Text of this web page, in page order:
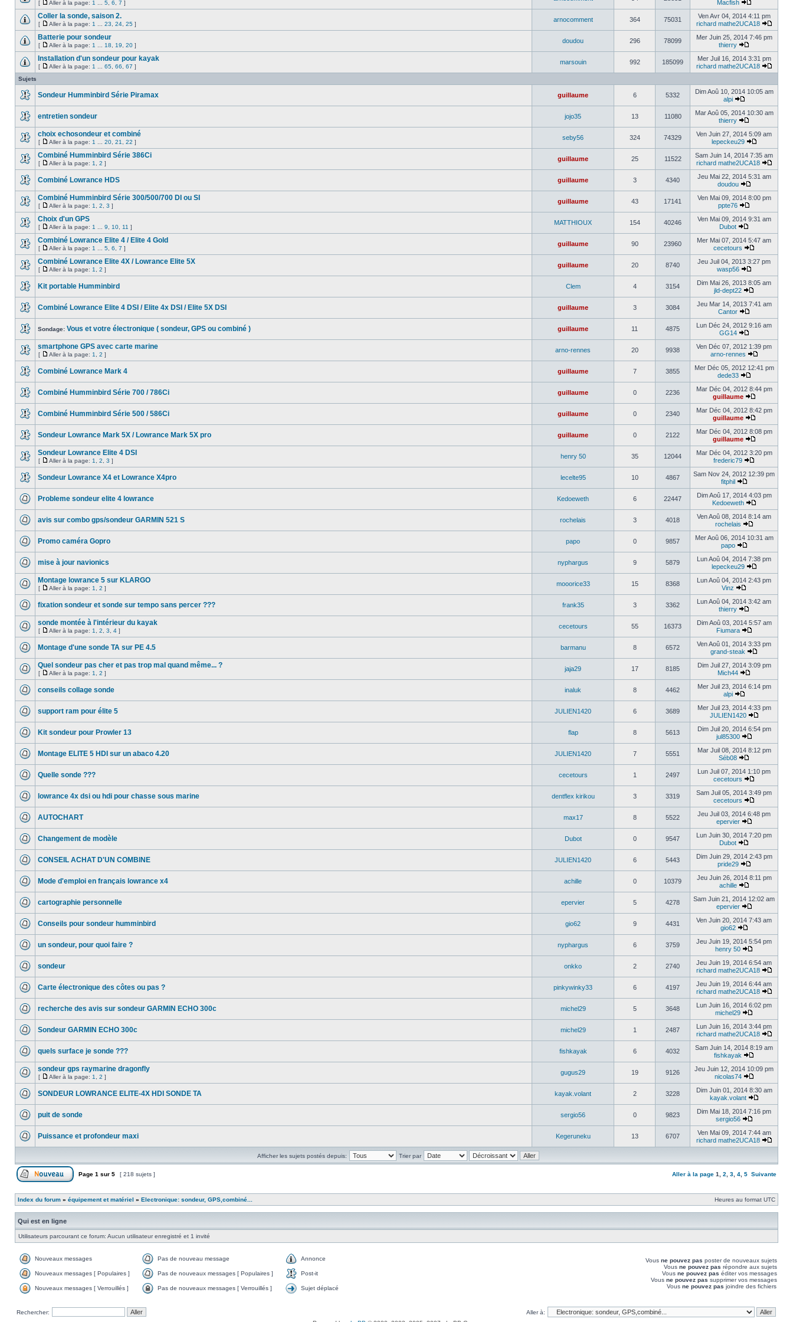
[ Aller à la page: 1 5 6 7 ]
Macfish
Coller la sonde, saison 2.
[ Aller à la page: 1 23 24 25 ]
arnocomment 364 75031
Ven Avr 04, 2014 4:11 pm
richard mathe2UCA18
Batterie pour sondeur
[ Aller à la page: 1 18 19 20 ]
doudou 296 78099
Mer Juin 25, 2014 7:46 pm
thierry
Installation d'un sondeur pour kayak
[ Aller à la page: 1 65 66 67 ]
marsouin 992 185099
Mer Juil 16, 2014 3:31 pm
richard mathe2UCA18
Sujets
Sondeur Humminbird Série Piramax guillaume 6 5332
Dim Aoû 10, 2014 10:05 am
alpi
entretien sondeur jojo35 13 11080
Mar Aoû 05, 2014 10:30 am
thierry
choix echosondeur et combiné
[ Aller à la page: 1 20 21 22 ]
seby56 324 74329
Ven Juin 27, 2014 5:09 am
lepeckeu29
Combiné Humminbird Série 386Ci
[ Aller à la page: 1 2 ]
guillaume 25 11522
Sam Juin 14, 2014 7:35 am
richard mathe2UCA18
Combiné Lowrance HDS guillaume 3 4340
Jeu Mai 22, 2014 5:31 am
doudou
Combiné Humminbird Série 300/500/700 DI ou SI
[ Aller à la page: 1 2 3 ]
guillaume 43 17141
Ven Mai 09, 2014 8:00 pm
ppte76
Choix d'un GPS
[ Aller à la page: 1 9 10 11 ]
MATTHIOUX 154 40246
Ven Mai 09, 2014 9:31 am
Dubot
Combiné Lowrance Elite 4 / Elite 4 Gold
[ Aller à la page: 1 5 6 7 ]
guillaume 90 23960
Mer Mai 07, 2014 5:47 am
cecetours
Combiné Lowrance Elite 4X / Lowrance Elite 5X
[ Aller à la page: 1 2 ]
guillaume 20 8740
Jeu Juil 04, 2013 3:27 pm
wasp56
Kit portable Humminbird Clem 4 3154
Dim Mai 26, 2013 8:05 am
jld-dept22
Combiné Lowrance Elite 4 DSI / Elite 4x DSI / Elite 5X DSI guillaume 3 3084
Jeu Mar 14, 2013 7:41 am
Cantor
Sondage: Vous et votre électronique ( sondeur, GPS ou combiné ) guillaume 11 4875
Lun Déc 24, 2012 9:16 am
GG14
smartphone GPS avec carte marine
[ Aller à la page: 1 2 ]
arno-rennes 20 9938
Ven Déc 07, 2012 1:39 pm
arno-rennes
Combiné Lowrance Mark 4 guillaume 7 3855
Mer Déc 05, 2012 12:41 pm
dede33
Combiné Humminbird Série 700 / 786Ci guillaume 0 2236
Mar Déc 04, 2012 8:44 pm
guillaume
Combiné Humminbird Série 500 / 586Ci guillaume 0 2340
Mar Déc 04, 2012 8:42 pm
guillaume
Sondeur Lowrance Mark 5X / Lowrance Mark 5X pro guillaume 0 2122
Mar Déc 04, 2012 8:08 pm
guillaume
Sondeur Lowrance Elite 4 DSI
[ Aller à la page: 1 2 3 ]
henry 50 35 12044
Mar Déc 04, 2012 3:20 pm
frederic79
Sondeur Lowrance X4 et Lowrance X4pro lecelte95 10 4867
Sam Nov 24, 2012 12:39 pm
fitphil
Probleme sondeur elite 4 lowrance Kedoeweth 6 22447
Dim Aoû 17, 2014 4:03 pm
Kedoeweth
avis sur combo gps/sondeur GARMIN 521 S rochelais 3 4018
Ven Aoû 08, 2014 8:14 am
rochelais
Promo caméra Gopro papo 0 9857
Mer Aoû 06, 2014 10:31 am
papo
mise à jour navionics nyphargus 9 5879
Lun Aoû 04, 2014 7:38 pm
lepeckeu29
Montage lowrance 5 sur KLARGO
[ Aller à la page: 1 2 ]
mooorice33 15 8368
Lun Aoû 04, 2014 2:43 pm
Vinz
fixation sondeur et sonde sur tempo sans percer ??? frank35 3 3362
Lun Aoû 04, 2014 3:42 am
thierry
sonde montée à l'intérieur du kayak
[ Aller à la page: 1 2 3 4 ]
cecetours 55 16373
Dim Aoû 03, 2014 5:57 am
Fiumara
Montage d'une sonde TA sur PE 4.5 barmanu 8 6572
Ven Aoû 01, 2014 3:33 pm
grand-steak
Quel sondeur pas cher et pas trop mal quand même... ?
[ Aller à la page: 1 2 ]
jaja29 17 8185
Dim Juil 27, 2014 3:09 pm
Mich44
conseils collage sonde inaluk 8 4462
Mer Juil 23, 2014 6:14 pm
alpi
support ram pour élite 5 JULIEN1420 6 3689
Mer Juil 23, 2014 4:33 pm
JULIEN1420
Kit sondeur pour Prowler 13 flap 8 5613
Dim Juil 20, 2014 6:54 pm
jul85300
Montage ELITE 5 HDI sur un abaco 4.20 JULIEN1420 7 5551
Mar Juil 08, 2014 8:12 pm
Séb08
Quelle sonde ??? cecetours 1 2497
Lun Juil 07, 2014 1:10 pm
cecetours
lowrance 4x dsi ou hdi pour chasse sous marine dentflex kirikou 3 3319
Sam Juil 05, 2014 3:49 pm
cecetours
AUTOCHART max17 8 5522
Jeu Juil 03, 2014 6:48 pm
epervier
Changement de modèle Dubot 0 9547
Lun Juin 30, 2014 7:20 pm
Dubot
CONSEIL ACHAT D'UN COMBINE JULIEN1420 6 5443
Dim Juin 29, 2014 2:43 pm
pride29
Mode d'emploi en français lowrance x4 achille 0 10379
Jeu Juin 26, 2014 8:11 pm
achille
cartographie personnelle epervier 5 4278
Sam Juin 21, 2014 12:02 am
epervier
Conseils pour sondeur humminbird gio62 9 4431
Ven Juin 20, 2014 7:43 am
gio62
un sondeur, pour quoi faire ? nyphargus 6 3759
Jeu Juin 19, 2014 5:54 pm
henry 50
sondeur onkko 2 2740
Jeu Juin 19, 2014 6:54 am
richard mathe2UCA18
Carte électronique des côtes ou pas ? pinkywinky33 6 4197
Jeu Juin 19, 2014 6:44 am
richard mathe2UCA18
recherche des avis sur sondeur GARMIN ECHO 300c michel29 5 3648
Lun Juin 16, 2014 6:02 pm
michel29
Sondeur GARMIN ECHO 300c michel29 1 2487
Lun Juin 16, 2014 3:44 pm
richard mathe2UCA18
quels surface je sonde ??? fishkayak 6 4032
Sam Juin 14, 2014 8:19 am
fishkayak
sondeur gps raymarine dragonfly
[ Aller à la page: 1 2 ]
gugus29 19 9126
Jeu Juin 12, 2014 10:09 pm
nicolas74
SONDEUR LOWRANCE ELITE-4X HDI SONDE TA kayak.volant 2 3228
Dim Juin 01, 2014 8:30 am
kayak.volant
puit de sonde sergio56 0 9823
Dim Mai 18, 2014 7:16 pm
sergio56
Puissance et profondeur maxi Kegeruneku 13 6707
Ven Mai 09, 2014 7:44 am
richard mathe2UCA18
Afficher les sujets postés depuis: Trier par
Page 1 sur 5 [ 218 sujets ] Aller à la page 1 2 3 4 5 Suivante
Index du forum » équipement et matériel » Electronique: sondeur, GPS,combiné... Heures au format UTC
Qui est en ligne
Utilisateurs parcourant ce forum: Aucun utilisateur enregistré et 1 invité
Nouveaux messages Pas de nouveau message Annonce
Nouveaux messages [ Populaires ] Pas de nouveaux messages [ Populaires ] Post-it
Nouveaux messages [ Verrouillés ] Pas de nouveaux messages [ Verrouillés ] Sujet déplacé
Vous ne pouvez pas poster de nouveaux sujets
Vous ne pouvez pas répondre aux sujets
Vous ne pouvez pas éditer vos messages
Vous ne pouvez pas supprimer vos messages
Vous ne pouvez pas joindre des fichiers
Rechercher:
Aller à: